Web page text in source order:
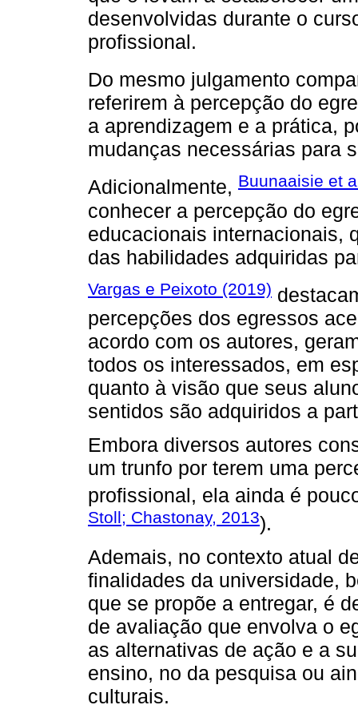
desenvolvidas durante o
profissional.
Do mesmo julgamento
referirem à percepção do
a aprendizagem e a prática,
mudanças necessárias para
Adicionalmente, Buunaaisie et
conhecer a percepção do
educacionais internacionais,
das habilidades adquiridas
Vargas e Peixoto (2019)
percepções dos egressos
acordo com os autores,
todos os interessados, em
quanto à visão que seus
sentidos são adquiridos a
Embora diversos autores
um trunfo por terem uma
profissional, ela ainda é
Stoll; Chastonay, 2013).
Ademais, no contexto atual
finalidades da universidade,
que se propõe a entregar, é
de avaliação que envolva o
as alternativas de ação e a
ensino, no da pesquisa ou
culturais.